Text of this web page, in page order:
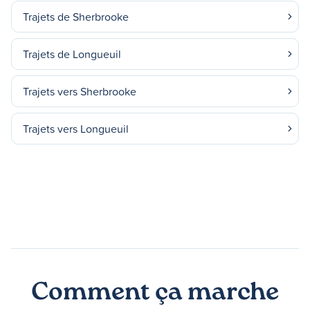
Trajets de Sherbrooke
Trajets de Longueuil
Trajets vers Sherbrooke
Trajets vers Longueuil
Comment ça marche